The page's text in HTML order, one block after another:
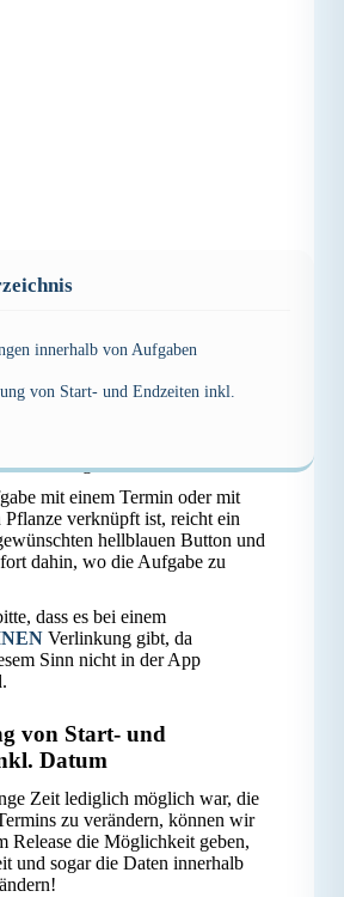
innerhalb von Aufgaben
von Start- und Endzeiten inkl.
innerhalb von Aufgaben
und ihr könnt die
und sogar klicken!
mit einem Termin oder mit
Pflanze verknüpft ist, reicht ein
hellblauen Button und
dahin, wo die Aufgabe zu
dass es bei einem
Verlinkung gibt, da
Sinn nicht in der App
von Start- und
Datum
Zeit lediglich möglich war, die
zu verändern, können wir
Release die Möglichkeit geben,
und sogar die Daten innerhalb